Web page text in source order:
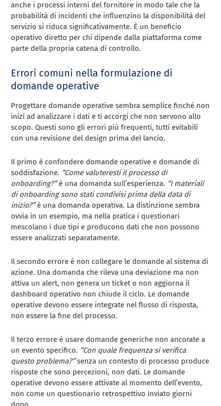
anche i processi interni del fornitore in modo tale che la
probabilità di incidenti che influenzino la disponibilità del
servizio si riduca significativamente. È un beneficio
operativo diretto per chi dipende dalla piattaforma come
parte della propria catena di controllo.
Errori comuni nella formulazione di
domande operative
Progettare domande operative sembra semplice finché non
inizi ad analizzare i dati e ti accorgi che non servono allo
scopo. Questi sono gli errori più frequenti, tutti evitabili
con una revisione del design prima del lancio.
Il primo è confondere domande operative e domande di
soddisfazione. “Come valuteresti il processo di
onboarding?”è una domanda sull’esperienza. “I materiali
di onboarding sono stati condivisi prima della data di
inizio?”è una domanda operativa. La distinzione sembra
ovvia in un esempio, ma nella pratica i questionari
mescolano i due tipi e producono dati che non possono
essere analizzati separatamente.
Il secondo errore è non collegare le domande al sistema di
azione. Una domanda che rileva una deviazione ma non
attiva un alert, non genera un ticket o non aggiorna il
dashboard operativo non chiude il ciclo. Le domande
operative devono essere integrate nel flusso di risposta,
non essere la fine del processo.
Il terzo errore è usare domande generiche non ancorate a
un evento specifico. “Con quale frequenza si verifica
questo problema?”senza un contesto di processo produce
risposte che sono percezioni, non dati. Le domande
operative devono essere attivate al momento dell’evento,
non come un questionario retrospettivo inviato giorni